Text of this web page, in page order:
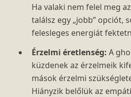
Ha valaki nem felel meg
találsz egy „jobb” opciót,
felesleges energiát
Érzelmi éretlenség: A
küzdenek az érzelmeik
mások érzelmi
Hiányzik belőlük az